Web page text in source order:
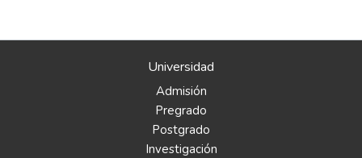
Universidad
Admisión
Pregrado
Postgrado
Investigación